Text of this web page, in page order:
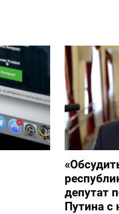
депутат
Путина с